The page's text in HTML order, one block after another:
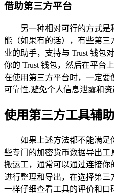
借助第三方平台
另一种相对可行的方式是
能（如果有的话），有些第
业的助手，支持与 Trust 钱包
你的 Trust 钱包，然后在平台
在使用第三方平台时，一定要
可靠性,避免个人信息泄露和资
使用第三方工具辅
如果上述方法都不能满足
些专门的加密货币数据导出
搬运工，通常可以通过连接你
进行整理和导出，在选择第
一样仔细查看工具的评价和